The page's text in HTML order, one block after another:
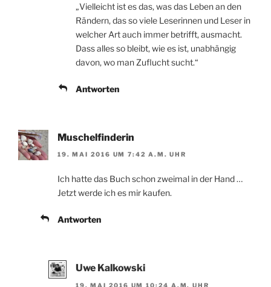
„Vielleicht ist es das, was das Leben an den
Rändern, das so viele Leserinnen und Leser in
welcher Art auch immer betrifft, ausmacht.
Dass alles so bleibt, wie es ist, unabhängig
davon, wo man Zuflucht sucht.“
Antworten
Muschelfinderin
19. MAI 2016 UM 7:42 A.M. UHR
Ich hatte das Buch schon zweimal in der Hand …
Jetzt werde ich es mir kaufen.
Antworten
Uwe Kalkowski
19. MAI 2016 UM 10:24 A.M. UHR